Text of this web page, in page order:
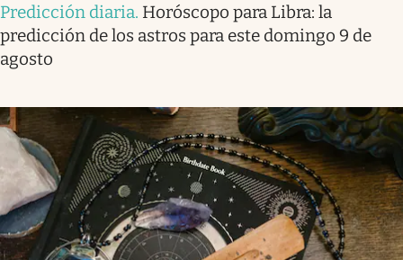
Predicción diaria. Horóscopo para Libra: la
predicción de los astros para este domingo 9 de
agosto